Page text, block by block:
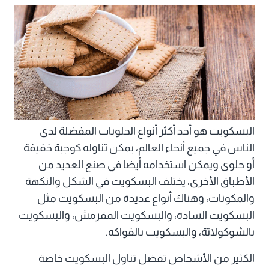
البسكويت هو أحد أكثر أنواع الحلويات المفضلة لدى
الناس في جميع أنحاء العالم، يمكن تناوله كوجبة خفيفة
أو حلوى ويمكن استخدامه أيضا في صنع العديد من
الأطباق الأخرى، يختلف البسكويت في الشكل والنكهة
والمكونات، وهناك أنواع عديدة من البسكويت مثل
البسكويت السادة، والبسكويت المقرمش، والبسكويت
بالشوكولاتة، والبسكويت بالفواكه.
الكثير من الأشخاص تفضل تناول البسكويت خاصة